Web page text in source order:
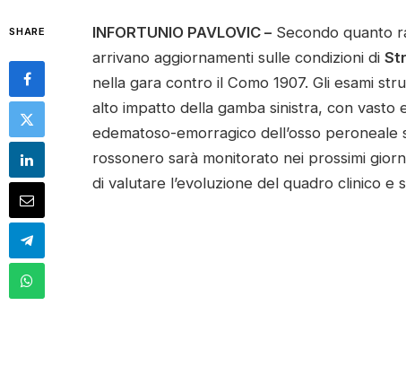
SHARE INFORTUNIO PAVLOVIC – Secondo quanto
arrivano aggiornamenti sulle condizioni di
nella gara contro il Como 1907. Gli esami
alto impatto della gamba sinistra, con vasto
edematoso-emorragico dell’osso
rossonero sarà monitorato nei prossimi
di valutare l’evoluzione del quadro clinico e